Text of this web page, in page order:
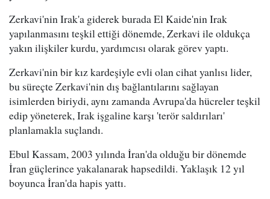
Zerkavi'nin Irak'a giderek burada El Kaide'nin Irak
yapılanmasını teşkil ettiği dönemde, Zerkavi ile oldukça
yakın ilişkiler kurdu, yardımcısı olarak görev yaptı.
Zerkavi'nin bir kız kardeşiyle evli olan cihat yanlısı lider,
bu süreçte Zerkavi'nin dış bağlantılarını sağlayan
isimlerden biriydi, aynı zamanda Avrupa'da hücreler teşkil
edip yöneterek, Irak işgaline karşı 'terör saldırıları'
planlamakla suçlandı.
Ebul Kassam, 2003 yılında İran'da olduğu bir dönemde
İran güçlerince yakalanarak hapsedildi. Yaklaşık 12 yıl
boyunca İran'da hapis yattı.